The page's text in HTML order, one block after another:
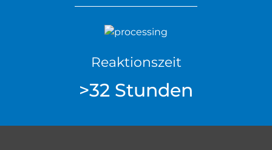
Reaktionszeit
>32 Stunden